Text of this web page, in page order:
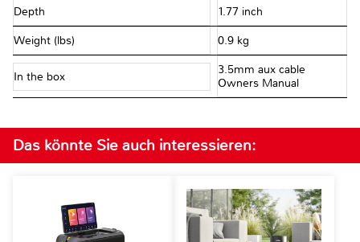
Depth 1.77 inch
Weight (lbs) 0.9 kg
In the box
3.5mm aux cable
Owners Manual
Das könnte Sie auch interessieren: